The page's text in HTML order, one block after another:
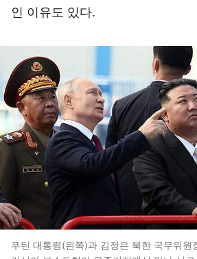
인 이유도 있다.
푸틴 대통령(왼쪽)과 김정은 북한 국무위